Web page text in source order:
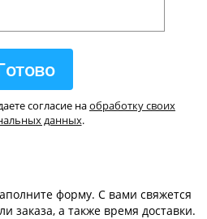
согласие наобработку своих
данных.
форму. С вами свяжется
заказа, а также время доставки.